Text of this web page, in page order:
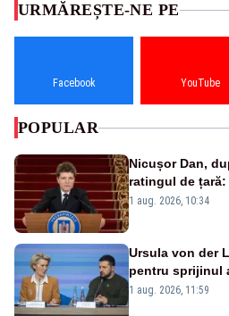
URMĂREȘTE-NE PE
Facebook YouTube
POPULAR
Nicușor Dan,
ratingul de
politic, România
1 aug. 2026, 10:34
Ursula von der
pentru sprijinul
reacție privind
1 aug. 2026, 11:59